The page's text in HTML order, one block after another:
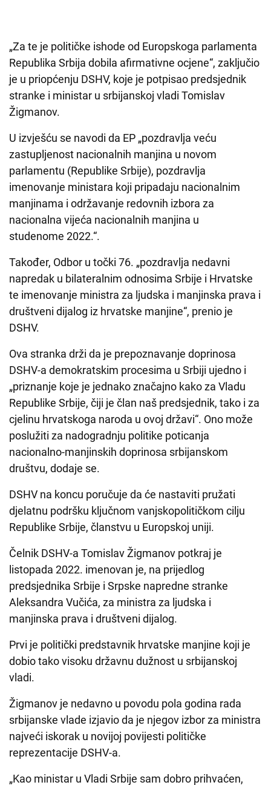
„Za te je političke ishode od Europskoga parlamenta
Republika Srbija dobila afirmativne ocjene“, zaključio
je u priopćenju DSHV, koje je potpisao predsjednik
stranke i ministar u srbijanskoj vladi Tomislav
Žigmanov.
U izvješću se navodi da EP „pozdravlja veću
zastupljenost nacionalnih manjina u novom
parlamentu (Republike Srbije), pozdravlja
imenovanje ministara koji pripadaju nacionalnim
manjinama i održavanje redovnih izbora za
nacionalna vijeća nacionalnih manjina u
studenome 2022.“.
Također, Odbor u točki 76. „pozdravlja nedavni
napredak u bilateralnim odnosima Srbije i Hrvatske
te imenovanje ministra za ljudska i manjinska prava i
društveni dijalog iz hrvatske manjine“, prenio je
DSHV.
Ova stranka drži da je prepoznavanje doprinosa
DSHV-a demokratskim procesima u Srbiji ujedno i
„priznanje koje je jednako značajno kako za Vladu
Republike Srbije, čiji je član naš predsjednik, tako i za
cjelinu hrvatskoga naroda u ovoj državi“. Ono može
poslužiti za nadogradnju politike poticanja
nacionalno-manjinskih doprinosa srbijanskom
društvu, dodaje se.
DSHV na koncu poručuje da će nastaviti pružati
djelatnu podršku ključnom vanjskopolitičkom cilju
Republike Srbije, članstvu u Europskoj uniji.
Čelnik DSHV-a Tomislav Žigmanov potkraj je
listopada 2022. imenovan je, na prijedlog
predsjednika Srbije i Srpske napredne stranke
Aleksandra Vučića, za ministra za ljudska i
manjinska prava i društveni dijalog.
Prvi je politički predstavnik hrvatske manjine koji je
dobio tako visoku državnu dužnost u srbijanskoj
vladi.
Žigmanov je nedavno u povodu pola godina rada
srbijanske vlade izjavio da je njegov izbor za ministra
najveći iskorak u novijoj povijesti političke
reprezentacije DSHV-a.
„Kao ministar u Vladi Srbije sam dobro prihvaćen,